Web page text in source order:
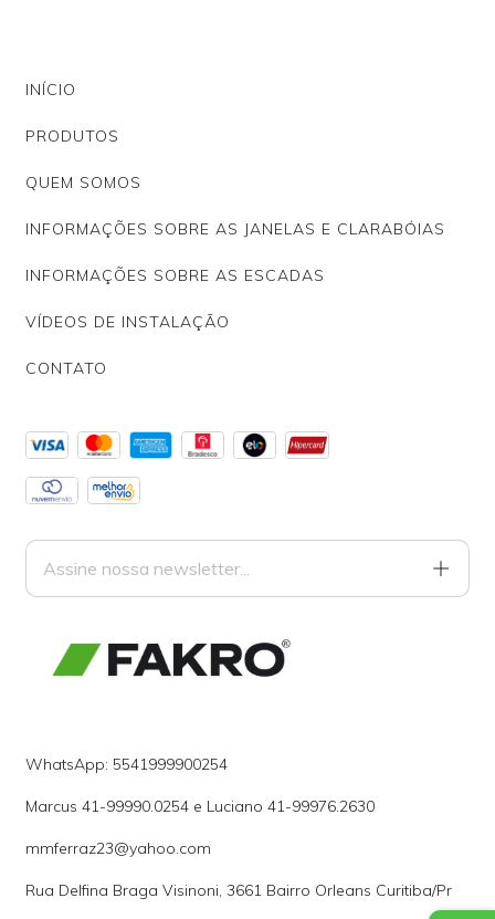
INÍCIO
PRODUTOS
QUEM SOMOS
INFORMAÇÕES SOBRE AS JANELAS E CLARABÓIAS
INFORMAÇÕES SOBRE AS ESCADAS
VÍDEOS DE INSTALAÇÃO
CONTATO
WhatsApp: 5541999900254
Marcus 41-99990.0254 e Luciano 41-99976.2630
mmferraz23@yahoo.com
Rua Delfina Braga Visinoni, 3661 Bairro Orleans Curitiba/Pr